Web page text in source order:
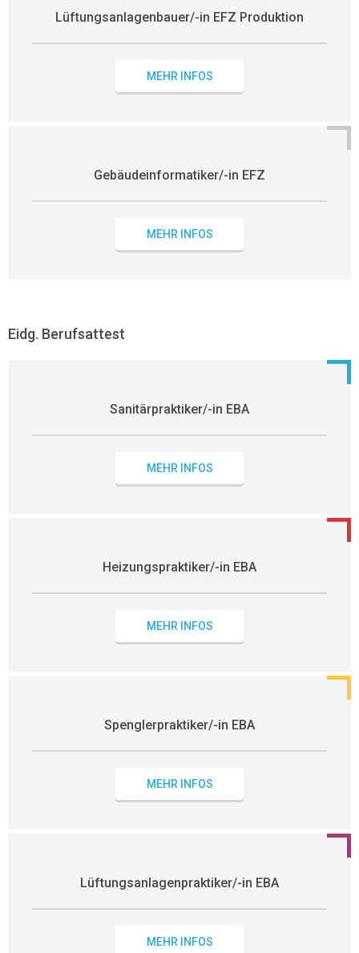
Lüftungsanlagenbauer/-in EFZ Produktion
MEHR INFOS
Gebäudeinformatiker/-in EFZ
MEHR INFOS
Eidg. Berufsattest
Sanitärpraktiker/-in EBA
MEHR INFOS
Heizungspraktiker/-in EBA
MEHR INFOS
Spenglerpraktiker/-in EBA
MEHR INFOS
Lüftungsanlagenpraktiker/-in EBA
MEHR INFOS